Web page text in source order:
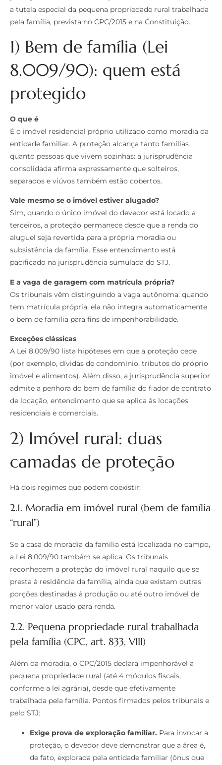
a tutela especial da pequena propriedade rural trabalhada
pela família, prevista no CPC/2015 e na Constituição.
1) Bem de família (Lei
8.009/90): quem está
protegido
O que é
É o imóvel residencial próprio utilizado como moradia da
entidade familiar. A proteção alcança tanto famílias
quanto pessoas que vivem sozinhas: a jurisprudência
consolidada afirma expressamente que solteiros,
separados e viúvos também estão cobertos.
Vale mesmo se o imóvel estiver alugado?
Sim, quando o único imóvel do devedor está locado a
terceiros, a proteção permanece desde que a renda do
aluguel seja revertida para a própria moradia ou
subsistência da família. Esse entendimento está
pacificado na jurisprudência sumulada do STJ.
E a vaga de garagem com matrícula própria?
Os tribunais vêm distinguindo a vaga autônoma: quando
tem matrícula própria, ela não integra automaticamente
o bem de família para fins de impenhorabilidade.
Exceções clássicas
A Lei 8.009/90 lista hipóteses em que a proteção cede
(por exemplo, dívidas de condomínio, tributos do próprio
imóvel e alimentos). Além disso, a jurisprudência superior
admite a penhora do bem de família do fiador de contrato
de locação, entendimento que se aplica às locações
residenciais e comerciais.
2) Imóvel rural: duas
camadas de proteção
Há dois regimes que podem coexistir:
2.1. Moradia em imóvel rural (bem de família
“rural”)
Se a casa de moradia da família está localizada no campo,
a Lei 8.009/90 também se aplica. Os tribunais
reconhecem a proteção do imóvel rural naquilo que se
presta à residência da família, ainda que existam outras
porções destinadas à produção ou até outro imóvel de
menor valor usado para renda.
2.2. Pequena propriedade rural trabalhada
pela família (CPC, art. 833, VIII)
Além da moradia, o CPC/2015 declara impenhorável a
pequena propriedade rural (até 4 módulos fiscais,
conforme a lei agrária), desde que efetivamente
trabalhada pela família. Pontos firmados pelos tribunais e
pelo STJ:
Exige prova de exploração familiar. Para invocar a
proteção, o devedor deve demonstrar que a área é,
de fato, explorada pela entidade familiar (ônus que